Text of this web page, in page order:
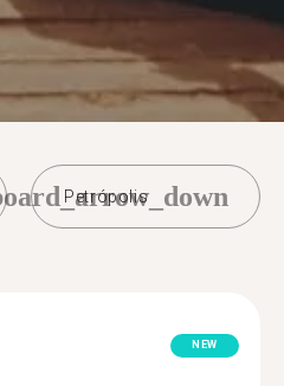
Petrópolis
NEW